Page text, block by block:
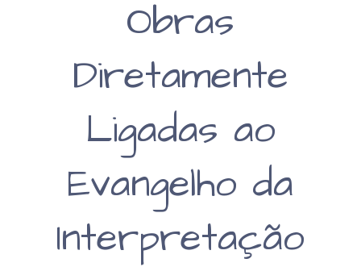
Obras
Diretamente
Ligadas ao
Evangelho da
Interpretação